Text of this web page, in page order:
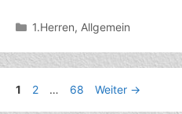
Kategorien
1.Herren, Allgemein
Seite
1 Seite
2 … Seite
68 Weiter →